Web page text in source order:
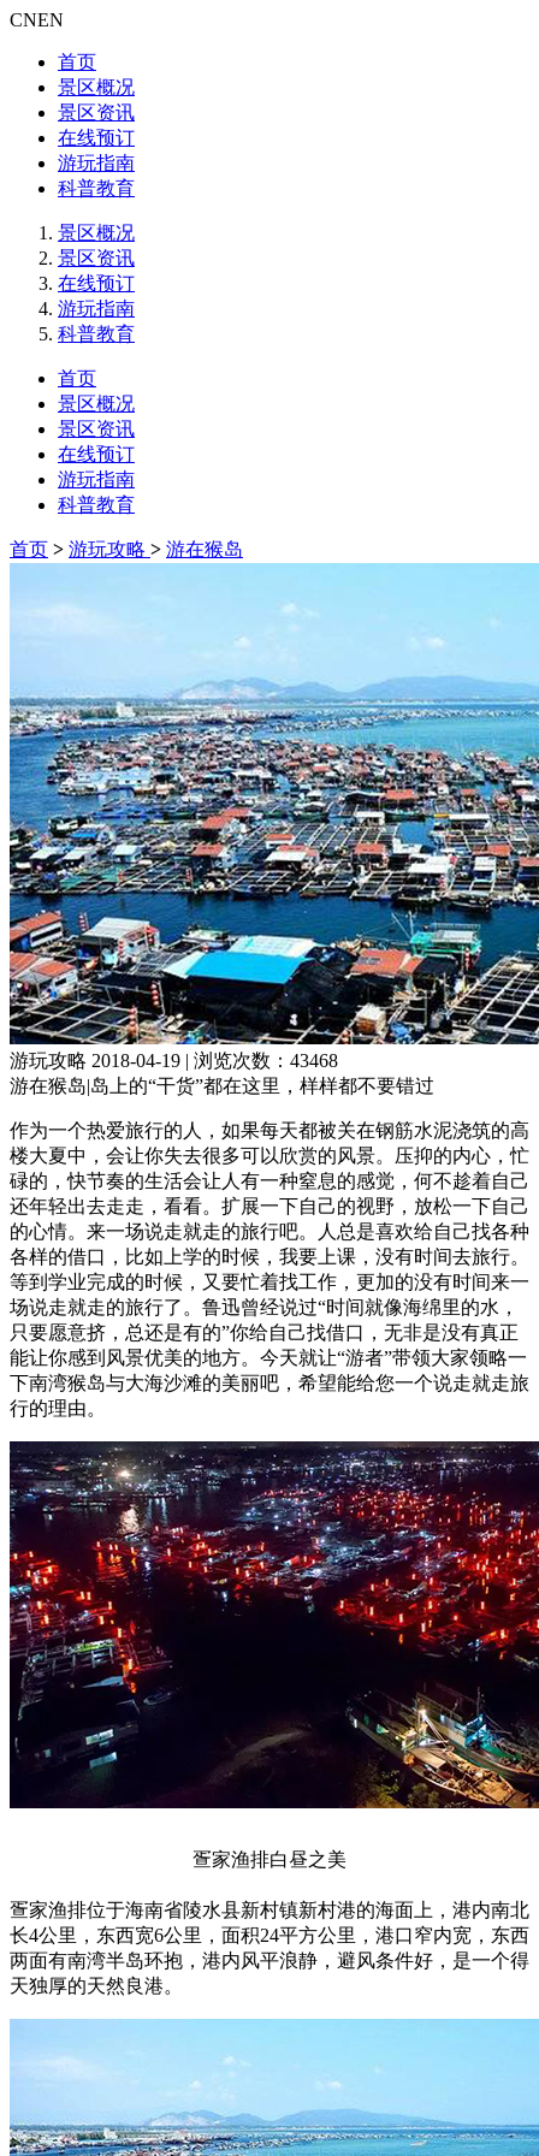
CNEN
首页
景区概况
景区资讯
在线预订
游玩指南
科普教育
景区概况
景区资讯
在线预订
游玩指南
科普教育
首页
景区概况
景区资讯
在线预订
游玩指南
科普教育
首页 > 游玩攻略 > 游在猴岛
游玩攻略 2018-04-19 | 浏览次数：43468
游在猴岛|岛上的“干货”都在这里，样样都不要错过
作为一个热爱旅行的人，如果每天都被关在钢筋水泥浇筑的高
楼大夏中，会让你失去很多可以欣赏的风景。压抑的内心，忙
碌的，快节奏的生活会让人有一种窒息的感觉，何不趁着自己
还年轻出去走走，看看。扩展一下自己的视野，放松一下自己
的心情。来一场说走就走的旅行吧。人总是喜欢给自己找各种
各样的借口，比如上学的时候，我要上课，没有时间去旅行。
等到学业完成的时候，又要忙着找工作，更加的没有时间来一
场说走就走的旅行了。鲁迅曾经说过“时间就像海绵里的水，
只要愿意挤，总还是有的”你给自己找借口，无非是没有真正
能让你感到风景优美的地方。今天就让“游者”带领大家领略一
下南湾猴岛与大海沙滩的美丽吧，希望能给您一个说走就走旅
行的理由。
疍家渔排白昼之美
疍家渔排位于海南省陵水县新村镇新村港的海面上，港内南北
长4公里，东西宽6公里，面积24平方公里，港口窄内宽，东西
两面有南湾半岛环抱，港内风平浪静，避风条件好，是一个得
天独厚的天然良港。